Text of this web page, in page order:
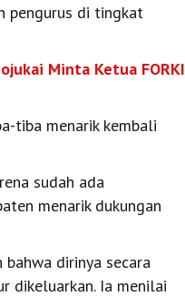
pengurus di tingkat
Minta Ketua FORKI
tiba menarik kembali
sudah ada
menarik dukungan
bahwa dirinya secara
dikeluarkan. Ia menilai